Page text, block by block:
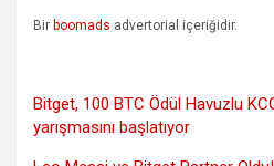
Bir boomads advertorial içeriğidir.
Bitget, 100 BTC Ödül Havuzlu
yarışmasını başlatıyor